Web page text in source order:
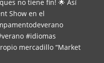
mercadillo “Market